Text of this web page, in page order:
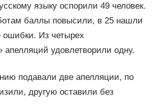
языку оспорили 49 человек.
баллы повысили, в 25 нашли
ошибки. Из четырех
апелляций удовлетворили одну.
подавали две апелляции, по
другую оставили без